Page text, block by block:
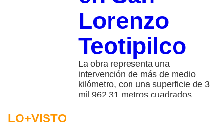
Lorenzo
Teotipilco
La obra representa una
intervención de más de medio
kilómetro, con una superficie de 3
mil 962.31 metros cuadrados
LO+VISTO